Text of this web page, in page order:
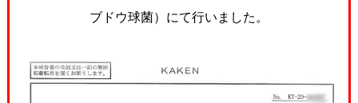
ブドウ球菌）にて行いました。